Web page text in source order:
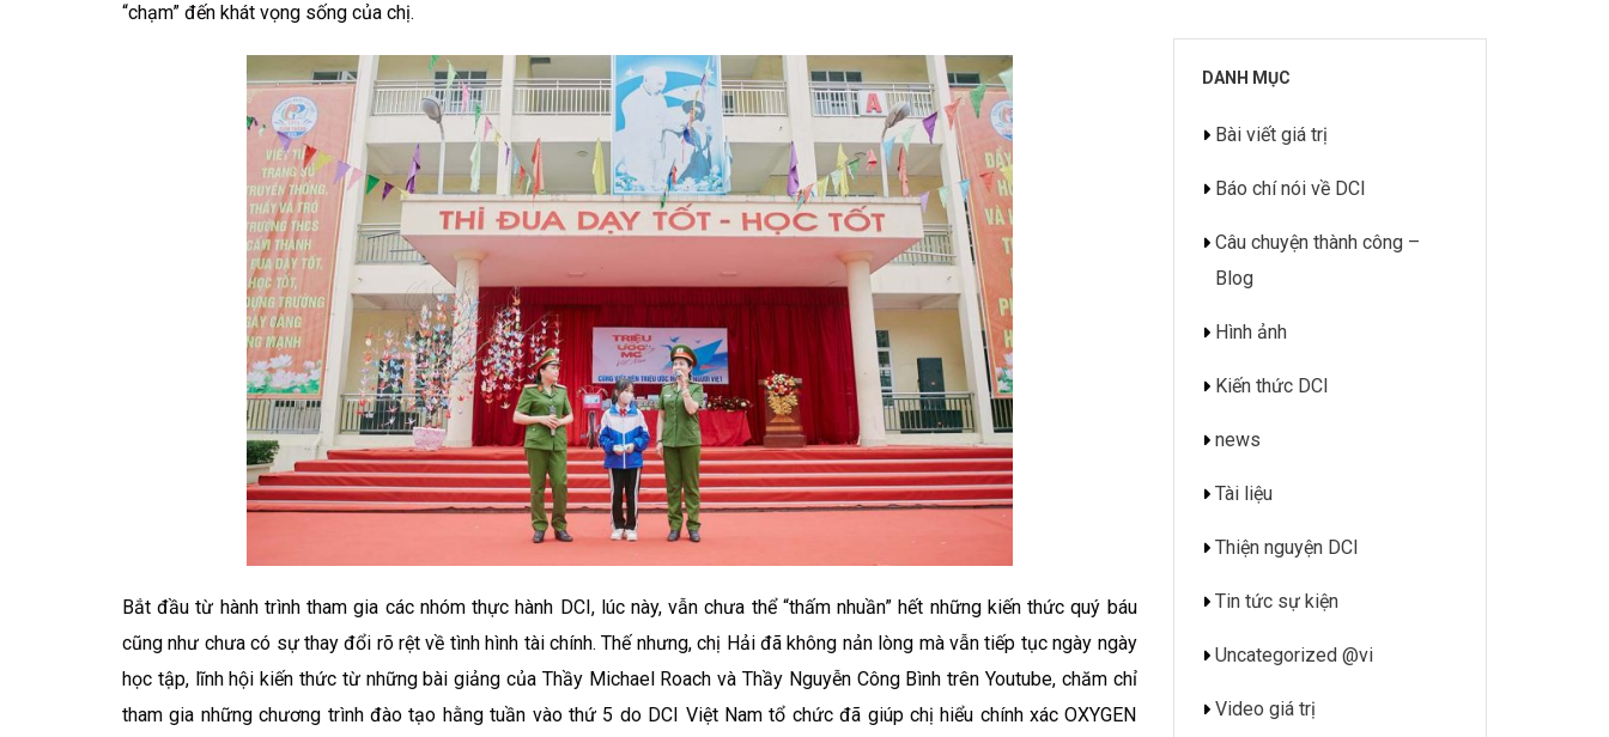
“chạm” đến khát vọng sống của chị.
Bắt đầu từ hành trình tham gia các nhóm thực hành DCI, lúc này, vẫn chưa thể “thấm nhuần” hết những kiến thức quý báu
cũng như chưa có sự thay đổi rõ rệt về tình hình tài chính. Thế nhưng, chị Hải đã không nản lòng mà vẫn tiếp tục ngày ngày
học tập, lĩnh hội kiến thức từ những bài giảng của Thầy Michael Roach và Thầy Nguyễn Công Bình trên Youtube, chăm chỉ
tham gia những chương trình đào tạo hằng tuần vào thứ 5 do DCI Việt Nam tổ chức đã giúp chị hiểu chính xác OXYGEN
DANH MỤC
Bài viết giá trị
Báo chí nói về DCI
Câu chuyện thành công –
Blog
Hình ảnh
Kiến thức DCI
news
Tài liệu
Thiện nguyện DCI
Tin tức sự kiện
Uncategorized @vi
Video giá trị